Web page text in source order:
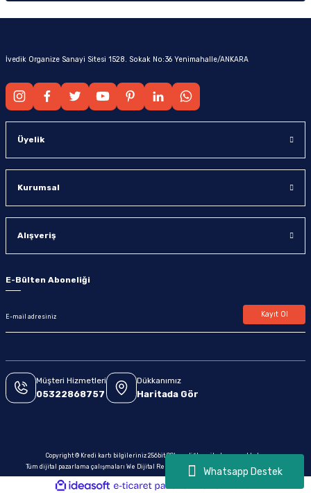
Whatsapp Destek
İvedik Organize Sanayi Sitesi 1528. Sokak No:36 Yenimahalle/ANKARA
Üyelik
Kurumsal
Alışveriş
E-Bülten Aboneliği
Kayıt Ol
Müşteri Hizmetleri
05322868757
Dükkanımız
Haritada Gör
Copyright © Kredi kartı bilgileriniz 256bit SSL sertifikası ile korunmaktadır.
Tüm dijital pazarlama çalışmaları We Dijital Reklam & Yazılım tarafından yapılmaktadır.
ideasoft